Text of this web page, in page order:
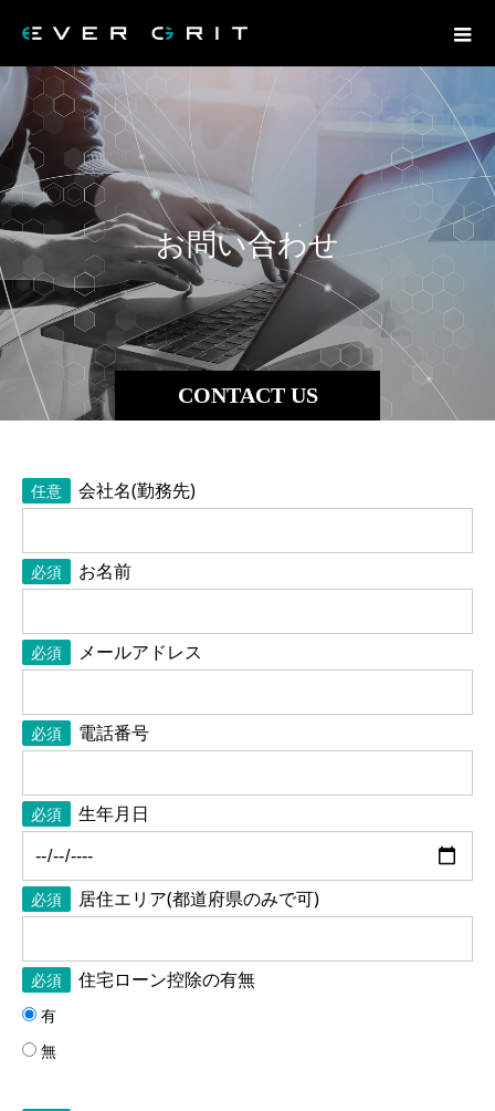
CONTACT US
お問い合わせ
任意 会社名(勤務先)
必須 お名前
必須 メールアドレス
必須 電話番号
必須 生年月日
必須 居住エリア(都道府県のみで可)
必須 住宅ローン控除の有無
有
無